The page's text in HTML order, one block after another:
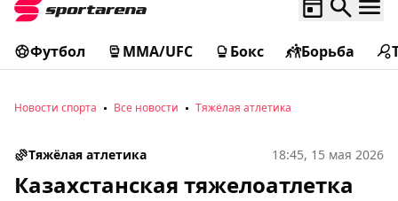
Футбол MMA/UFC Бокс Борьба
Новости спорта Все новости Тяжёлая атлетика
Тяжёлая атлетика 18:45, 15 мая 2026
Казахстанская тяжелоатлетка